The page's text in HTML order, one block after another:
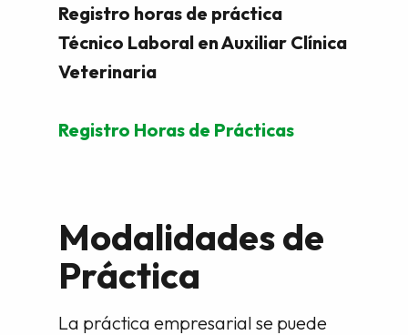
Registro horas de práctica
Técnico Laboral en Auxiliar Clínica
Veterinaria
Registro Horas de Prácticas
Modalidades de
Práctica
La práctica empresarial se puede